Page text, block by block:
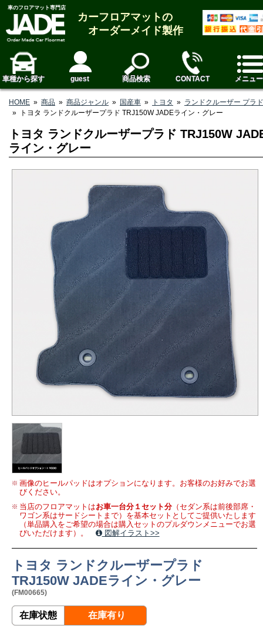
車のフロアマット専門店
カーフロアマットの
オーダーメイド製作
車種から探す guest 商品検索 CONTACT メニュー
HOME » 商品 » 商品ジャンル » 国産車 » トヨタ » ランドクルーザー プラド
»
トヨタ ランドクルーザープラド TRJ150W JADEライン・グレー
トヨタ ランドクルーザープラド TRJ150W
ライン・グレー
画像のヒールパッドはオプションになります。お客様のお好みでお選
びください。
当店のフロアマットはお車一台分１セット分（セダン系は前後部席・
ワゴン系はサードシートまで）を基本セットとしてご提供いたします
（単品購入をご希望の場合は購入セットのプルダウンメニューでお選
びいただけます）。
図解イラスト>>
トヨタ ランドクルーザープラド
TRJ150W JADEライン・グレー
(FM00665)
在庫状態 在庫有り